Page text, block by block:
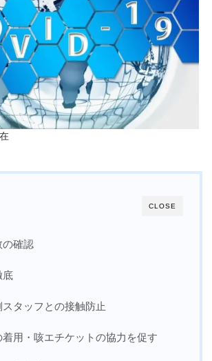
CLOSE
の確認
底
スタッフとの接触防止
着用・咳エチケットの協力を促す